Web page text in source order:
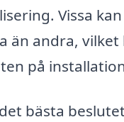
Vissa
än andra, vilket
på
bästa